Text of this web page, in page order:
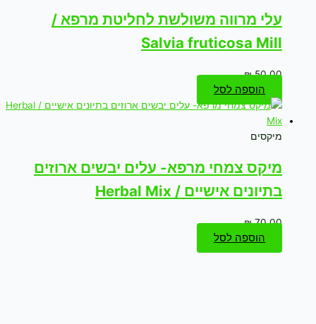
עלי מרווה משולשת לחליטת מרפא /
Salvia fruticosa Mill
₪50.00
הוספה לסל
מיקסים
מיקס צמחי מרפא- עלים יבשים ארוזים
בתיונים אישיים / Herbal Mix
₪70.00
הוספה לסל